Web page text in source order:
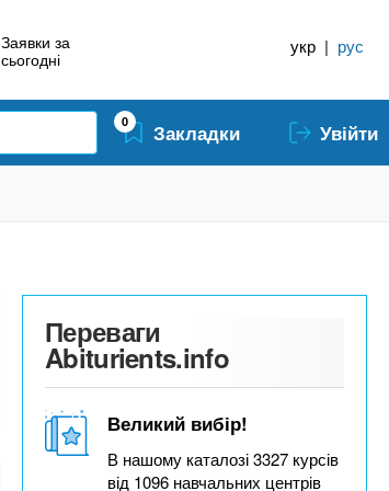
Заявки за
сьогодні
укр | рус
0 Закладки Увійти
Переваги
Abiturients.info
Великий вибір!
В нашому каталозі 3327 курсів
від 1096 навчальних центрів